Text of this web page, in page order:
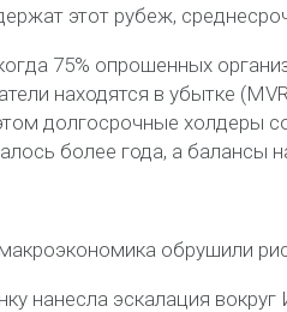
этот рубеж,
75% опрошенных
находятся в убытке
долгосрочные холдеры
более года, а балансы
обрушили
нанесла эскалация